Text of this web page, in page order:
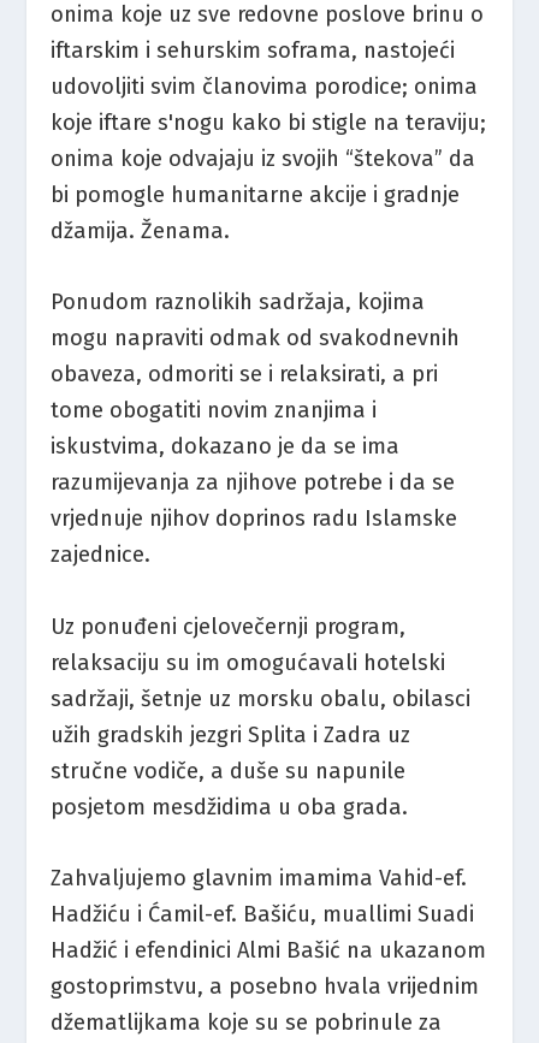
onima koje uz sve redovne poslove brinu o
iftarskim i sehurskim soframa, nastojeći
udovoljiti svim članovima porodice; onima
koje iftare s'nogu kako bi stigle na teraviju;
onima koje odvajaju iz svojih “štekova” da
bi pomogle humanitarne akcije i gradnje
džamija. Ženama.
Ponudom raznolikih sadržaja, kojima
mogu napraviti odmak od svakodnevnih
obaveza, odmoriti se i relaksirati, a pri
tome obogatiti novim znanjima i
iskustvima, dokazano je da se ima
razumijevanja za njihove potrebe i da se
vrjednuje njihov doprinos radu Islamske
zajednice.
Uz ponuđeni cjelovečernji program,
relaksaciju su im omogućavali hotelski
sadržaji, šetnje uz morsku obalu, obilasci
užih gradskih jezgri Splita i Zadra uz
stručne vodiče, a duše su napunile
posjetom mesdžidima u oba grada.
Zahvaljujemo glavnim imamima Vahid-ef.
Hadžiću i Ćamil-ef. Bašiću, muallimi Suadi
Hadžić i efendinici Almi Bašić na ukazanom
gostoprimstvu, a posebno hvala vrijednim
džematlijkama koje su se pobrinule za